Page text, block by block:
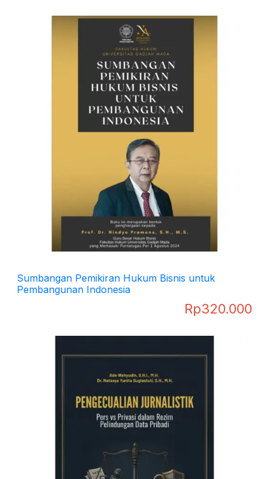
Sumbangan Pemikiran Hukum Bisnis untuk
Pembangunan Indonesia
Rp320.000